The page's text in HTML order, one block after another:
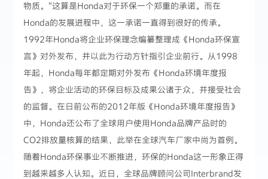
物质。"这算是Honda对于环保一个郑重的承诺。而在
Honda的发展进程中，这一承诺一直得到很好的传承。
1992年Honda将企业环保理念编纂整理成《Honda环保宣
言》对外发布，并以此为行动方针指引企业前行。从1998
年起，Honda每年都定期对外发布《Honda环境年度报
告》，将企业活动的环保目标及成果公诸于众，并接受社会
的监督。在日前公布的2012年版《Honda环境年度报告》
中，Honda还公布了全球用户使用Honda品牌产品时的
CO2排放量核算的结果，此举在全球汽车厂家中尚为首例。
随着Honda环保事业不断推进，环保的Honda这一形象正得
到越来越多人认知。近日，全球品牌顾问公司Interbrand发